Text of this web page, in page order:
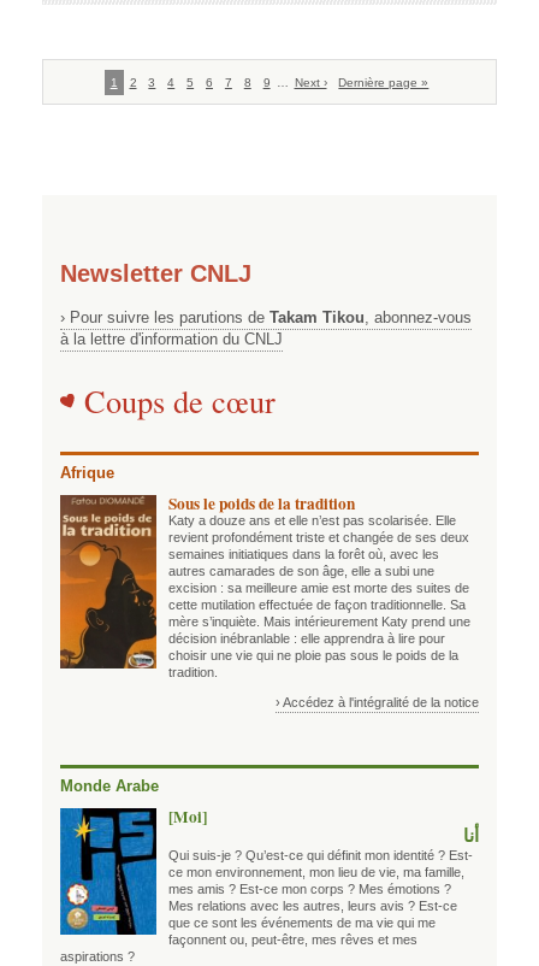
Pagination
Page
1 Page
2 Page
3 Page
4 Page
5 Page
6 Page
7 Page
8 Page
9
Page
Next ›
Dernière
Dernière page »
Newsletter CNLJ
› Pour suivre les parutions de Takam Tikou, abonnez-vous
à la lettre d'information du CNLJ
Coups de cœur
Afrique
Sous le poids de la tradition
Katy a douze ans et elle n’est pas scolarisée. Elle
revient profondément triste et changée de ses deux
semaines initiatiques dans la forêt où, avec les
autres camarades de son âge, elle a subi une
excision : sa meilleure amie est morte des suites de
cette mutilation effectuée de façon traditionnelle. Sa
mère s’inquiète. Mais intérieurement Katy prend une
décision inébranlable : elle apprendra à lire pour
choisir une vie qui ne ploie pas sous le poids de la
tradition.
› Accédez à l'intégralité de la notice
Monde Arabe
[Moi]
أنا
Qui suis-je ? Qu’est-ce qui définit mon identité ? Est-
ce mon environnement, mon lieu de vie, ma famille,
mes amis ? Est-ce mon corps ? Mes émotions ?
Mes relations avec les autres, leurs avis ? Est-ce
que ce sont les événements de ma vie qui me
façonnent ou, peut-être, mes rêves et mes
aspirations ?